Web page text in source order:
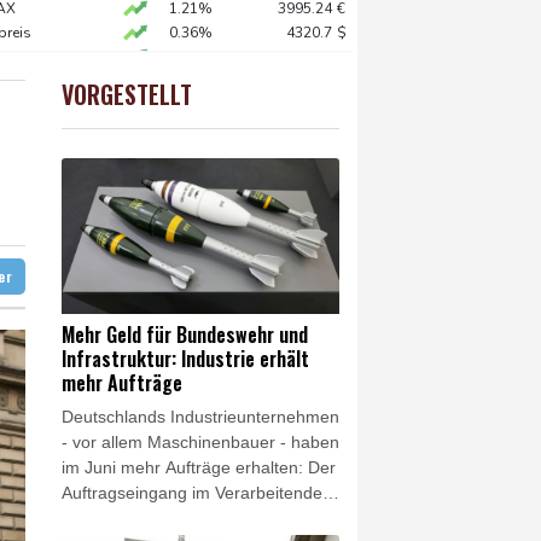
allem im Juni
in Kanada
entdeckt
an
1.21% 3995.24 €
0.36% 4320.7 $
0.1%
-0.08%
VORGESTELLT
Mehr Geld für Bundeswehr und
Infrastruktur: Industrie erhält
mehr Aufträge
Deutschlands Industrieunternehmen
- vor allem Maschinenbauer - haben
im Juni mehr Aufträge erhalten: Der
Auftragseingang im Verarbeitenden